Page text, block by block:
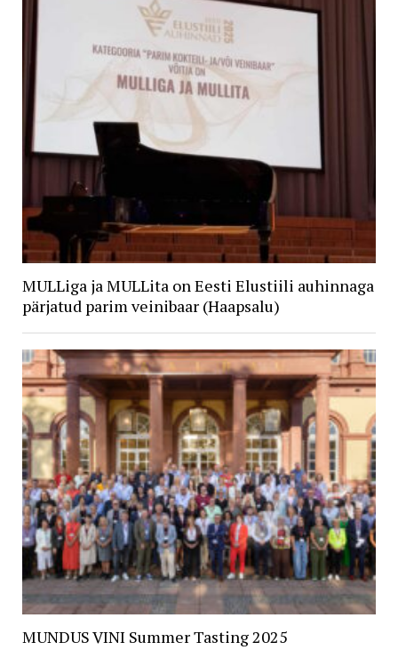
MULLiga ja MULLita on Eesti Elustiili auhinnaga
pärjatud parim veinibaar (Haapsalu)
MUNDUS VINI Summer Tasting 2025